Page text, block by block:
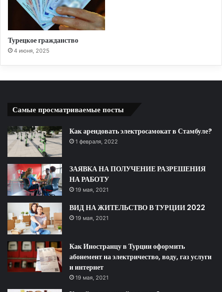
Турецкое гражданство
4 июня, 2025
Самые просматриваемые посты
Как арендовать электросамокат в Стамбуле?
1 февраля, 2022
ЗАЯВКА НА ПОЛУЧЕНИЕ РАЗРЕШЕНИЯ
НА РАБОТУ
19 мая, 2021
ВИД НА ЖИТЕЛЬСТВО В ТУРЦИИ 2022
19 мая, 2021
Как Иностранцу в Турции оформить
абонемент на электричество, воду, газ услуги
и интернет
19 мая, 2021